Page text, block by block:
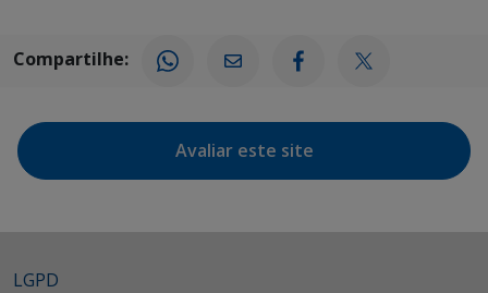
Compartilhe:
Avaliar este site
LGPD